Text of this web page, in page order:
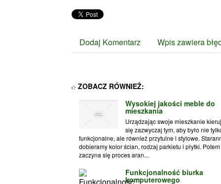
Dodaj Komentarz Wpis zawiera
ZOBACZ RÓWNIEŻ:
Wysokiej jakości meble do
mieszkania
Urządzając swoje mieszkanie
się zazwyczaj tym, aby było nie
funkcjonalne, ale również przytulne i stylowe.
dobieramy kolor ścian, rodzaj parkietu i płytki. Potem
zaczyna się proces aran...
Funkcjonalność biurka
komputerowego